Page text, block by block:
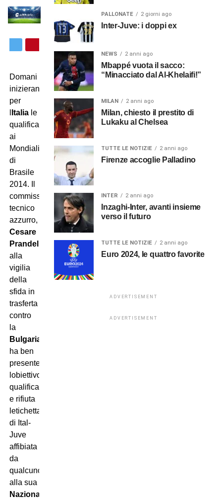
Domani
inizieranno
per
Italiale
qualificazioni
ai
Mondiali
di
Brasile
2014. Il
commissario
tecnico
azzurro,
Cesare
Prandelli
alla
vigilia
della
sfida in
trasferta
contro
la
Bulgaria
ha ben
presente
lobiettivo
qualificazione
e rifiuta
letichetta
di Ital-
Juve
affibiata
da
qualcuno
alla sua
Nazionale
PALLONATE 2 giorni ago
Inter-Juve: i doppi ex
NEWS 2 anni ago
Mbappé vuota il sacco:
“Minacciato dal Al-Khelaifi!”
MILAN 2 anni ago
Milan, chiesto il prestito di
Lukaku al Chelsea
TUTTE LE NOTIZIE 2 anni ago
Firenze accoglie Palladino
INTER 2 anni ago
Inzaghi-Inter, avanti insieme
verso il futuro
TUTTE LE NOTIZIE 2 anni ago
Euro 2024, le quattro favorite
ADVERTISEMENT
ADVERTISEMENT